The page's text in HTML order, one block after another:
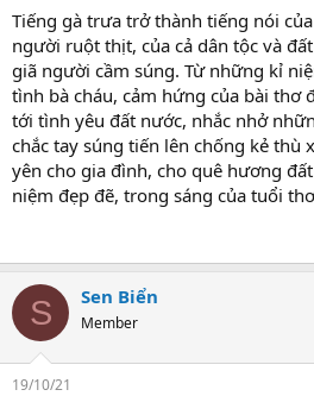
Tiếng gà trưa trở thành tiếng nói
người ruột thịt, của cả dân tộc và
giã người cầm súng. Từ những kỉ
tình bà cháu, cảm hứng của bài thơ
tới tình yêu đất nước, nhắc nhở
chắc tay súng tiến lên chống kẻ thù
yên cho gia đình, cho quê hương
niệm đẹp đẽ, trong sáng của tuổi
S Sen Biển
Member
19/10/21